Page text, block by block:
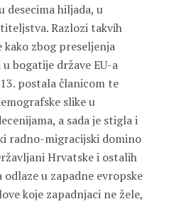
desecima hiljada, u
Razlozi takvih
kako zbog preseljenja
bogatije države EU-a
postala članicom te
slike u
a sada je stigla i
radno-migracijski domino
Hrvatske i ostalih
u zapadne evropske
koje zapadnjaci ne žele,